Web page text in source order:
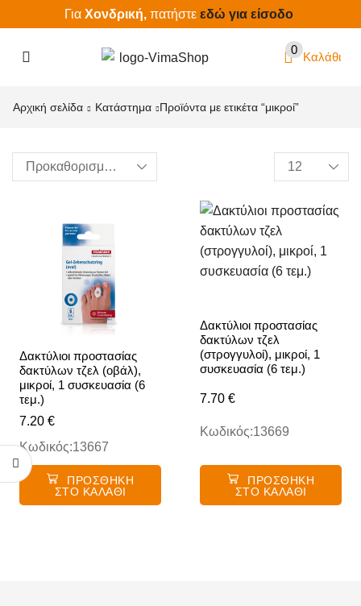
Για Χονδρική, πατήστε εδώ για είσοδο
0
Καλάθι
Αρχική σελίδα Κατάστημα Προϊόντα με ετικέτα “μικροί”
Δακτύλιοι προστασίας
δακτύλων τζελ (οβάλ),
μικροί, 1 συσκευασία (6
τεμ.)
7.20 €
Κωδικός:13667
ΠΡΟΣΘΉΚΗ
ΣΤΟ ΚΑΛΆΘΙ
Δακτύλιοι προστασίας
δακτύλων τζελ
(στρογγυλοί), μικροί, 1
συσκευασία (6 τεμ.)
7.70 €
Κωδικός:13669
ΠΡΟΣΘΉΚΗ
ΣΤΟ ΚΑΛΆΘΙ